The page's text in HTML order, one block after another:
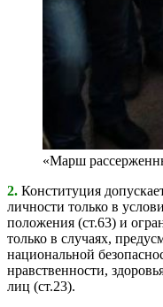
«Марш
2. Конституция
личности только в
положения (ст.63) и
только в случаях,
национальной
нравственности,
лиц (ст.23).